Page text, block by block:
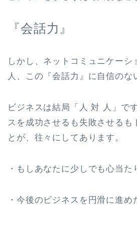
『会話力』
しかし、ネットコミュニケーシ
人、この『会話力』に自信のな
ビジネスは結局「人 対 人」で
スを成功させるも失敗させるも
とが、往々にしてあります。
・もしあなたに少しでも心当た
・今後のビジネスを円滑に進め